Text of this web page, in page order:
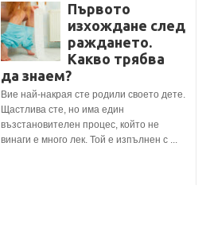
Първото
изхождане след
раждането.
Какво трябва
да знаем?
Вие най-накрая сте родили своето дете.
Щастлива сте, но има един
възстановителен процес, който не
винаги е много лек. Той е изпълнен с ...